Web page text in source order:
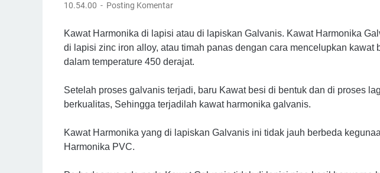
10.54.00 Posting Komentar
Kawat Harmonika di lapisi atau di lapiskan Galvanis. Kawat Harmonika
di lapisi zinc iron alloy, atau timah panas dengan cara mencelupkan kawat
dalam temperature 450 derajat.
Setelah proses galvanis terjadi, baru Kawat besi di bentuk dan di proses
berkualitas, Sehingga terjadilah kawat harmonika galvanis.
Kawat Harmonika yang di lapiskan Galvanis ini tidak jauh berbeda
Harmonika PVC.